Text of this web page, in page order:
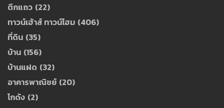
ตึกแถว (22)
ทาวน์เฮ้าส์ ทาวน์โฮม (406)
ที่ดิน (35)
บ้าน (156)
บ้านแฝด (32)
อาคารพาณิชย์ (20)
โกดัง (2)